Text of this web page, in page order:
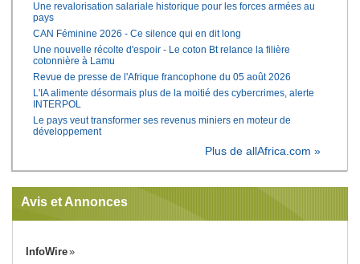
Une revalorisation salariale historique pour les forces armées au
pays
CAN Féminine 2026 - Ce silence qui en dit long
Une nouvelle récolte d'espoir - Le coton Bt relance la filière
cotonnière à Lamu
Revue de presse de l'Afrique francophone du 05 août 2026
L'IA alimente désormais plus de la moitié des cybercrimes, alerte
INTERPOL
Le pays veut transformer ses revenus miniers en moteur de
développement
Plus de allAfrica.com »
Avis et Annonces
InfoWire